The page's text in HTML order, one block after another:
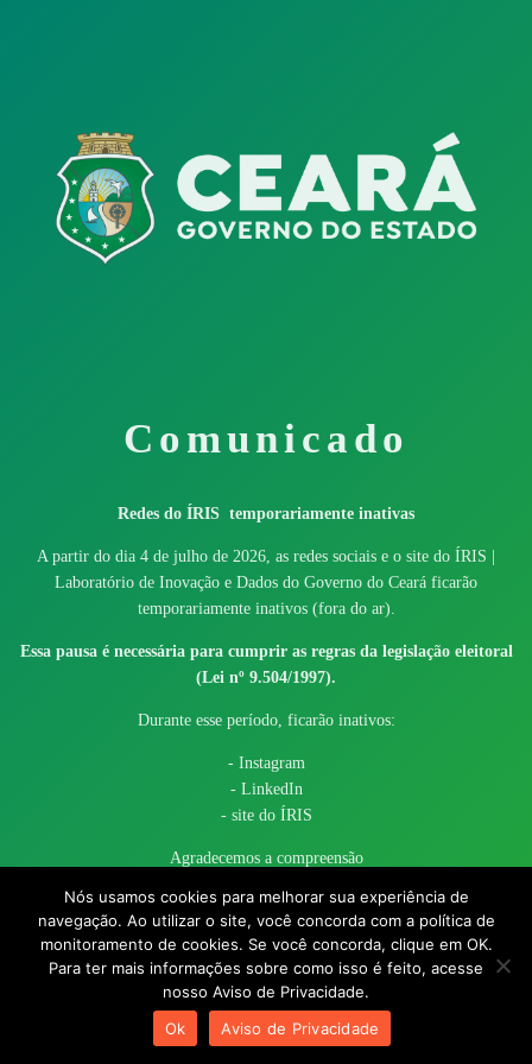
Comunicado
Redes do ÍRIS temporariamente inativas
A partir do dia 4 de julho de 2026, as redes sociais e o site do ÍRIS |
Laboratório de Inovação e Dados do Governo do Ceará ficarão
temporariamente inativos (fora do ar).
Essa pausa é necessária para cumprir as regras da legislação eleitoral
(Lei nº 9.504/1997).
Durante esse período, ficarão inativos:
- Instagram
- LinkedIn
- site do ÍRIS
Agradecemos a compreensão
© 2017 - 2026 – Governo do Estado do Ceará todos os direitos
reservados
Nós usamos cookies para melhorar sua experiência de
navegação. Ao utilizar o site, você concorda com a política de
monitoramento de cookies. Se você concorda, clique em OK.
Para ter mais informações sobre como isso é feito, acesse
nosso Aviso de Privacidade.
Ok
Aviso de Privacidade